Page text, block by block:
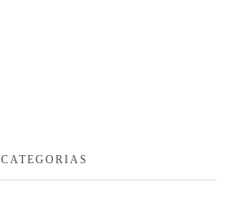
CATEGORIAS